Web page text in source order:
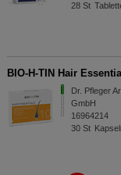
28 St
BIO-H-TIN Hair
Dr. Pfleger
GmbH
16964214
30 St